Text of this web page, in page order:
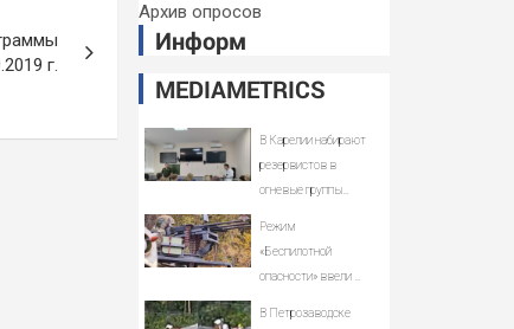
г.
Архив опросов
Информ
MEDIAMETRICS
В Карелии набирают
резервистов в
огневые группы
Режим
«Беспилотной
опасности» ввели в
В Петрозаводске